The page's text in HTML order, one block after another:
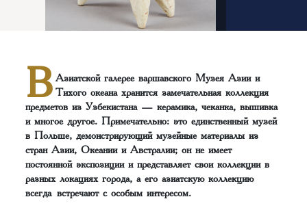
В Азиатской галерее варшавского Музея Азии и
Тихого океана хранится замечательная коллекция
предметов из Узбекистана — керамика, чеканка, вышивка
и многое другое. Примечательно: это единственный музей
в Польше, демонстрирующий музейные материалы из
стран Азии, Океании и Австралии; он не имеет
постоянной экспозиции и представляет свои коллекции в
разных локациях города, а его азиатскую коллекцию
всегда встречают с особым интересом.